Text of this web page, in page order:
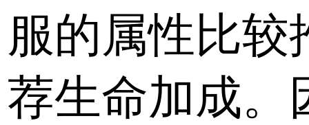
服的属性比较
荐生命加成。